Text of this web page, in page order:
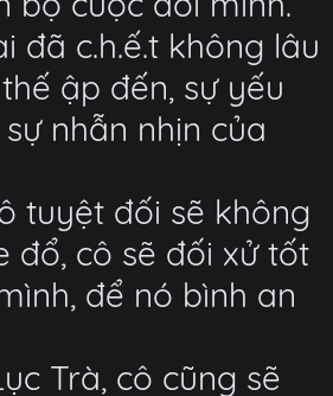
đã c.h.ế.t không lâu
ập đến, sự yếu
nhẫn nhịn của
tuyệt đối sẽ không
đổ, cô sẽ đối xử tốt
để nó bình an
Trà, cô cũng sẽ